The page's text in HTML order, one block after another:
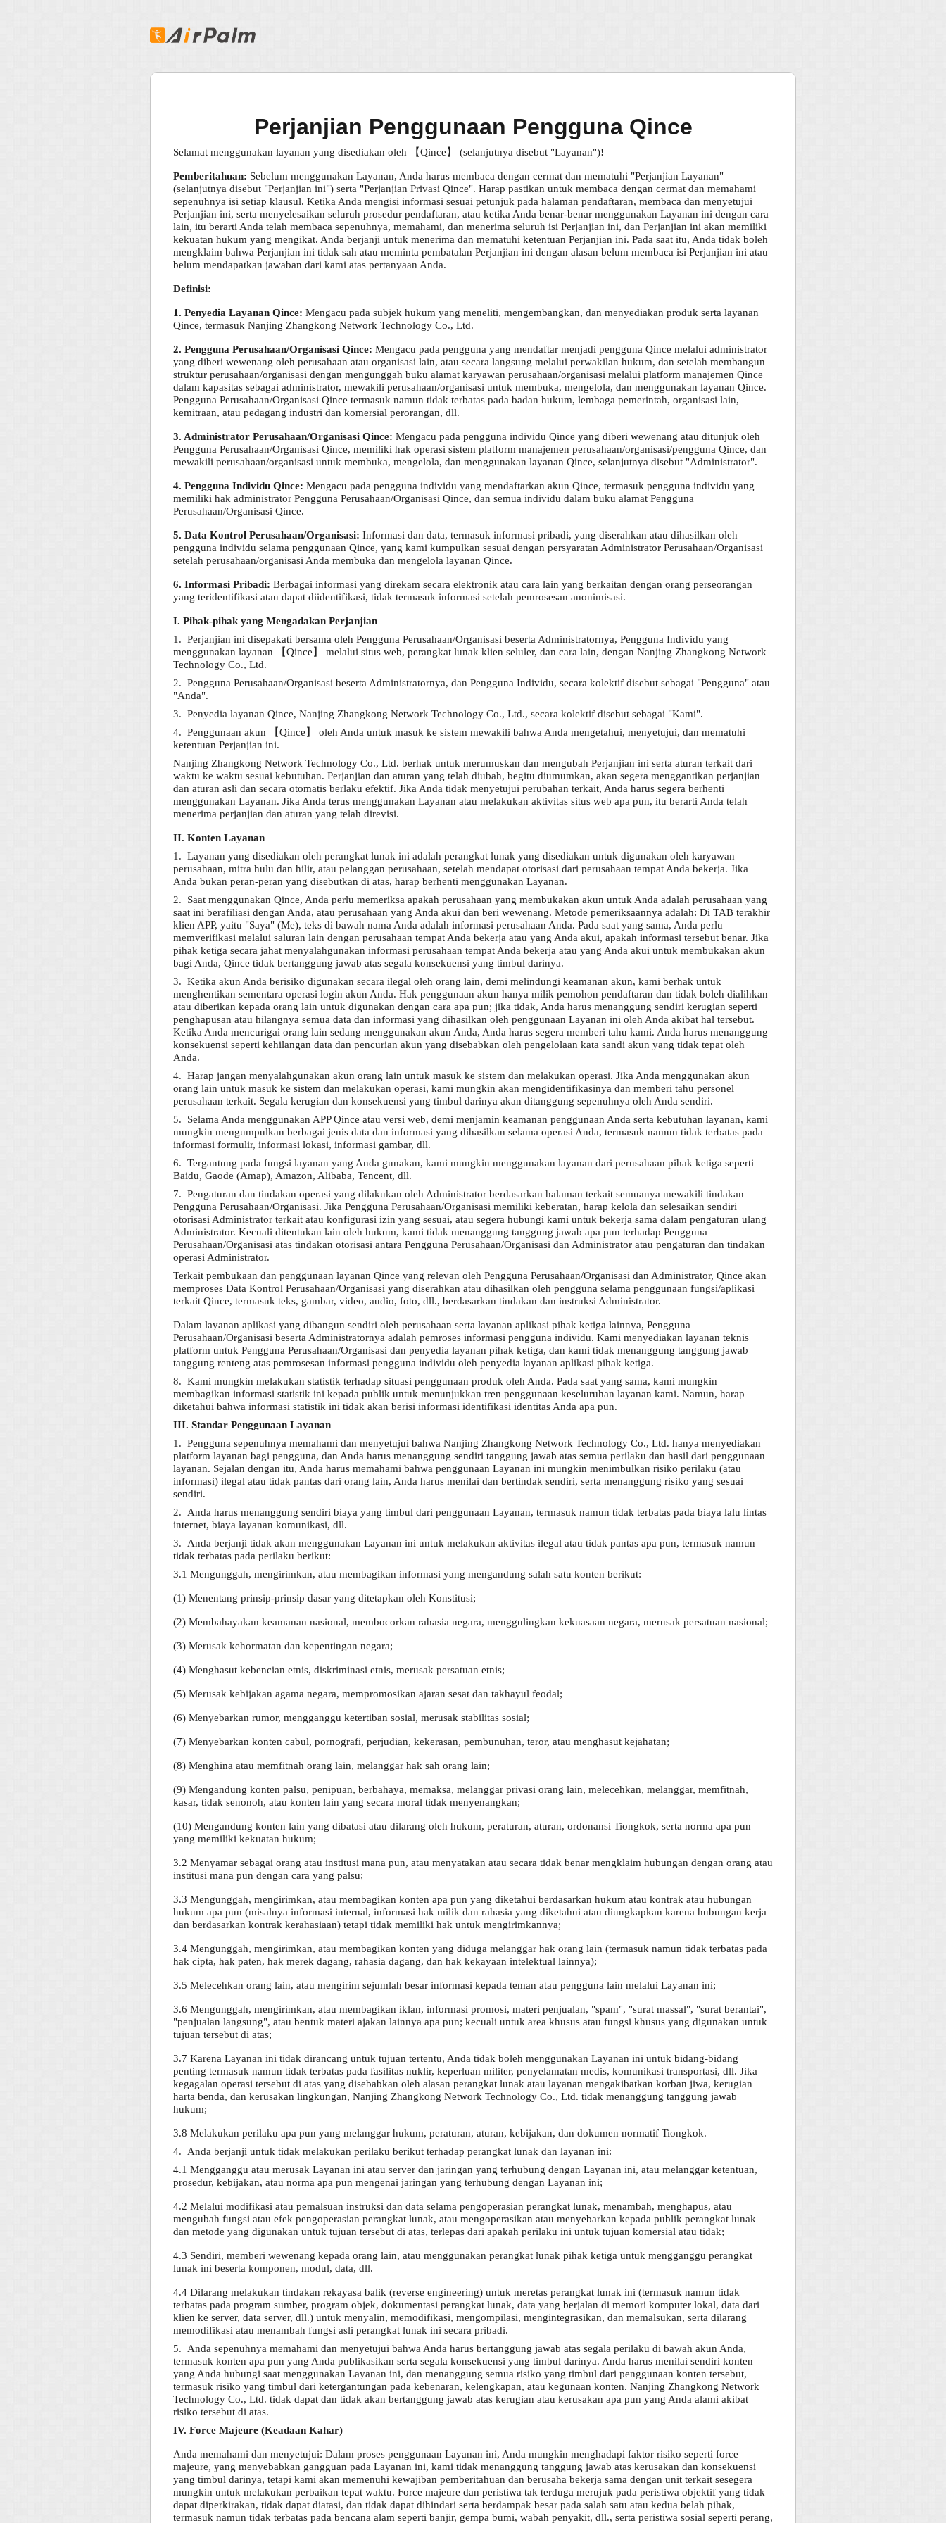
Perjanjian Penggunaan Pengguna Qince
Selamat menggunakan layanan yang disediakan oleh 【Qince】 (selanjutnya disebut "Layanan")!
Pemberitahuan: Sebelum menggunakan Layanan, Anda harus membaca dengan cermat dan mematuhi "Perjanjian Layanan"
(selanjutnya disebut "Perjanjian ini") serta "Perjanjian Privasi Qince". Harap pastikan untuk membaca dengan cermat dan memahami
sepenuhnya isi setiap klausul. Ketika Anda mengisi informasi sesuai petunjuk pada halaman pendaftaran, membaca dan menyetujui
Perjanjian ini, serta menyelesaikan seluruh prosedur pendaftaran, atau ketika Anda benar-benar menggunakan Layanan ini dengan cara
lain, itu berarti Anda telah membaca sepenuhnya, memahami, dan menerima seluruh isi Perjanjian ini, dan Perjanjian ini akan memiliki
kekuatan hukum yang mengikat. Anda berjanji untuk menerima dan mematuhi ketentuan Perjanjian ini. Pada saat itu, Anda tidak boleh
mengklaim bahwa Perjanjian ini tidak sah atau meminta pembatalan Perjanjian ini dengan alasan belum membaca isi Perjanjian ini atau
belum mendapatkan jawaban dari kami atas pertanyaan Anda.
Definisi:
1. Penyedia Layanan Qince: Mengacu pada subjek hukum yang meneliti, mengembangkan, dan menyediakan produk serta layanan
Qince, termasuk Nanjing Zhangkong Network Technology Co., Ltd.
2. Pengguna Perusahaan/Organisasi Qince: Mengacu pada pengguna yang mendaftar menjadi pengguna Qince melalui administrator
yang diberi wewenang oleh perusahaan atau organisasi lain, atau secara langsung melalui perwakilan hukum, dan setelah membangun
struktur perusahaan/organisasi dengan mengunggah buku alamat karyawan perusahaan/organisasi melalui platform manajemen Qince
dalam kapasitas sebagai administrator, mewakili perusahaan/organisasi untuk membuka, mengelola, dan menggunakan layanan Qince.
Pengguna Perusahaan/Organisasi Qince termasuk namun tidak terbatas pada badan hukum, lembaga pemerintah, organisasi lain,
kemitraan, atau pedagang industri dan komersial perorangan, dll.
3. Administrator Perusahaan/Organisasi Qince: Mengacu pada pengguna individu Qince yang diberi wewenang atau ditunjuk oleh
Pengguna Perusahaan/Organisasi Qince, memiliki hak operasi sistem platform manajemen perusahaan/organisasi/pengguna Qince, dan
mewakili perusahaan/organisasi untuk membuka, mengelola, dan menggunakan layanan Qince, selanjutnya disebut "Administrator".
4. Pengguna Individu Qince: Mengacu pada pengguna individu yang mendaftarkan akun Qince, termasuk pengguna individu yang
memiliki hak administrator Pengguna Perusahaan/Organisasi Qince, dan semua individu dalam buku alamat Pengguna
Perusahaan/Organisasi Qince.
5. Data Kontrol Perusahaan/Organisasi: Informasi dan data, termasuk informasi pribadi, yang diserahkan atau dihasilkan oleh
pengguna individu selama penggunaan Qince, yang kami kumpulkan sesuai dengan persyaratan Administrator Perusahaan/Organisasi
setelah perusahaan/organisasi Anda membuka dan mengelola layanan Qince.
6. Informasi Pribadi: Berbagai informasi yang direkam secara elektronik atau cara lain yang berkaitan dengan orang perseorangan
yang teridentifikasi atau dapat diidentifikasi, tidak termasuk informasi setelah pemrosesan anonimisasi.
I. Pihak-pihak yang Mengadakan Perjanjian
1. Perjanjian ini disepakati bersama oleh Pengguna Perusahaan/Organisasi beserta Administratornya, Pengguna Individu yang
menggunakan layanan 【Qince】 melalui situs web, perangkat lunak klien seluler, dan cara lain, dengan Nanjing Zhangkong Network
Technology Co., Ltd.
2. Pengguna Perusahaan/Organisasi beserta Administratornya, dan Pengguna Individu, secara kolektif disebut sebagai "Pengguna" atau
"Anda".
3. Penyedia layanan Qince, Nanjing Zhangkong Network Technology Co., Ltd., secara kolektif disebut sebagai "Kami".
4. Penggunaan akun 【Qince】 oleh Anda untuk masuk ke sistem mewakili bahwa Anda mengetahui, menyetujui, dan mematuhi
ketentuan Perjanjian ini.
Nanjing Zhangkong Network Technology Co., Ltd. berhak untuk merumuskan dan mengubah Perjanjian ini serta aturan terkait dari
waktu ke waktu sesuai kebutuhan. Perjanjian dan aturan yang telah diubah, begitu diumumkan, akan segera menggantikan perjanjian
dan aturan asli dan secara otomatis berlaku efektif. Jika Anda tidak menyetujui perubahan terkait, Anda harus segera berhenti
menggunakan Layanan. Jika Anda terus menggunakan Layanan atau melakukan aktivitas situs web apa pun, itu berarti Anda telah
menerima perjanjian dan aturan yang telah direvisi.
II. Konten Layanan
1. Layanan yang disediakan oleh perangkat lunak ini adalah perangkat lunak yang disediakan untuk digunakan oleh karyawan
perusahaan, mitra hulu dan hilir, atau pelanggan perusahaan, setelah mendapat otorisasi dari perusahaan tempat Anda bekerja. Jika
Anda bukan peran-peran yang disebutkan di atas, harap berhenti menggunakan Layanan.
2.
Saat menggunakan Qince, Anda perlu memeriksa apakah perusahaan yang membukakan akun untuk Anda adalah perusahaan yang
saat ini berafiliasi dengan Anda, atau perusahaan yang Anda akui dan beri wewenang. Metode pemeriksaannya adalah: Di TAB terakhir
klien APP, yaitu "Saya" (Me), teks di bawah nama Anda adalah informasi perusahaan Anda. Pada saat yang sama, Anda perlu
memverifikasi melalui saluran lain dengan perusahaan tempat Anda bekerja atau yang Anda akui, apakah informasi tersebut benar. Jika
pihak ketiga secara jahat menyalahgunakan informasi perusahaan tempat Anda bekerja atau yang Anda akui untuk membukakan akun
bagi Anda, Qince tidak bertanggung jawab atas segala konsekuensi yang timbul darinya.
3. Ketika akun Anda berisiko digunakan secara ilegal oleh orang lain, demi melindungi keamanan akun, kami berhak untuk
menghentikan sementara operasi login akun Anda. Hak penggunaan akun hanya milik pemohon pendaftaran dan tidak boleh dialihkan
atau diberikan kepada orang lain untuk digunakan dengan cara apa pun; jika tidak, Anda harus menanggung sendiri kerugian seperti
penghapusan atau hilangnya semua data dan informasi yang dihasilkan oleh penggunaan Layanan ini oleh Anda akibat hal tersebut.
Ketika Anda mencurigai orang lain sedang menggunakan akun Anda, Anda harus segera memberi tahu kami. Anda harus menanggung
konsekuensi seperti kehilangan data dan pencurian akun yang disebabkan oleh pengelolaan kata sandi akun yang tidak tepat oleh
Anda.
4. Harap jangan menyalahgunakan akun orang lain untuk masuk ke sistem dan melakukan operasi. Jika Anda menggunakan akun
orang lain untuk masuk ke sistem dan melakukan operasi, kami mungkin akan mengidentifikasinya dan memberi tahu personel
perusahaan terkait. Segala kerugian dan konsekuensi yang timbul darinya akan ditanggung sepenuhnya oleh Anda sendiri.
5.
Selama Anda menggunakan APP Qince atau versi web, demi menjamin keamanan penggunaan Anda serta kebutuhan layanan, kami
mungkin mengumpulkan berbagai jenis data dan informasi yang dihasilkan selama operasi Anda, termasuk namun tidak terbatas pada
informasi formulir, informasi lokasi, informasi gambar, dll.
6. Tergantung pada fungsi layanan yang Anda gunakan, kami mungkin menggunakan layanan dari perusahaan pihak ketiga seperti
Baidu, Gaode (Amap), Amazon, Alibaba, Tencent, dll.
7. Pengaturan dan tindakan operasi yang dilakukan oleh Administrator berdasarkan halaman terkait semuanya mewakili tindakan
Pengguna Perusahaan/Organisasi. Jika Pengguna Perusahaan/Organisasi memiliki keberatan, harap kelola dan selesaikan sendiri
otorisasi Administrator terkait atau konfigurasi izin yang sesuai, atau segera hubungi kami untuk bekerja sama dalam pengaturan ulang
Administrator. Kecuali ditentukan lain oleh hukum, kami tidak menanggung tanggung jawab apa pun terhadap Pengguna
Perusahaan/Organisasi atas tindakan otorisasi antara Pengguna Perusahaan/Organisasi dan Administrator atau pengaturan dan tindakan
operasi Administrator.
Terkait pembukaan dan penggunaan layanan Qince yang relevan oleh Pengguna Perusahaan/Organisasi dan Administrator, Qince akan
memproses Data Kontrol Perusahaan/Organisasi yang diserahkan atau dihasilkan oleh pengguna selama penggunaan fungsi/aplikasi
terkait Qince, termasuk teks, gambar, video, audio, foto, dll., berdasarkan tindakan dan instruksi Administrator.
Dalam layanan aplikasi yang dibangun sendiri oleh perusahaan serta layanan aplikasi pihak ketiga lainnya, Pengguna
Perusahaan/Organisasi beserta Administratornya adalah pemroses informasi pengguna individu. Kami menyediakan layanan teknis
platform untuk Pengguna Perusahaan/Organisasi dan penyedia layanan pihak ketiga, dan kami tidak menanggung tanggung jawab
tanggung renteng atas pemrosesan informasi pengguna individu oleh penyedia layanan aplikasi pihak ketiga.
8. Kami mungkin melakukan statistik terhadap situasi penggunaan produk oleh Anda. Pada saat yang sama, kami mungkin
membagikan informasi statistik ini kepada publik untuk menunjukkan tren penggunaan keseluruhan layanan kami. Namun, harap
diketahui bahwa informasi statistik ini tidak akan berisi informasi identifikasi identitas Anda apa pun.
III. Standar Penggunaan Layanan
1. Pengguna sepenuhnya memahami dan menyetujui bahwa Nanjing Zhangkong Network Technology Co., Ltd. hanya menyediakan
platform layanan bagi pengguna, dan Anda harus menanggung sendiri tanggung jawab atas semua perilaku dan hasil dari penggunaan
layanan. Sejalan dengan itu, Anda harus memahami bahwa penggunaan Layanan ini mungkin menimbulkan risiko perilaku (atau
informasi) ilegal atau tidak pantas dari orang lain, Anda harus menilai dan bertindak sendiri, serta menanggung risiko yang sesuai
sendiri.
2.
Anda harus menanggung sendiri biaya yang timbul dari penggunaan Layanan, termasuk namun tidak terbatas pada biaya lalu lintas
internet, biaya layanan komunikasi, dll.
3.
Anda berjanji tidak akan menggunakan Layanan ini untuk melakukan aktivitas ilegal atau tidak pantas apa pun, termasuk namun
tidak terbatas pada perilaku berikut:
3.1 Mengunggah, mengirimkan, atau membagikan informasi yang mengandung salah satu konten berikut:
(1) Menentang prinsip-prinsip dasar yang ditetapkan oleh Konstitusi;
(2) Membahayakan keamanan nasional, membocorkan rahasia negara, menggulingkan kekuasaan negara, merusak persatuan nasional;
(3) Merusak kehormatan dan kepentingan negara;
(4) Menghasut kebencian etnis, diskriminasi etnis, merusak persatuan etnis;
(5) Merusak kebijakan agama negara, mempromosikan ajaran sesat dan takhayul feodal;
(6) Menyebarkan rumor, mengganggu ketertiban sosial, merusak stabilitas sosial;
(7) Menyebarkan konten cabul, pornografi, perjudian, kekerasan, pembunuhan, teror, atau menghasut kejahatan;
(8) Menghina atau memfitnah orang lain, melanggar hak sah orang lain;
(9) Mengandung konten palsu, penipuan, berbahaya, memaksa, melanggar privasi orang lain, melecehkan, melanggar, memfitnah,
kasar, tidak senonoh, atau konten lain yang secara moral tidak menyenangkan;
(10) Mengandung konten lain yang dibatasi atau dilarang oleh hukum, peraturan, aturan, ordonansi Tiongkok, serta norma apa pun
yang memiliki kekuatan hukum;
3.2 Menyamar sebagai orang atau institusi mana pun, atau menyatakan atau secara tidak benar mengklaim hubungan dengan orang atau
institusi mana pun dengan cara yang palsu;
3.3 Mengunggah, mengirimkan, atau membagikan konten apa pun yang diketahui berdasarkan hukum atau kontrak atau hubungan
hukum apa pun (misalnya informasi internal, informasi hak milik dan rahasia yang diketahui atau diungkapkan karena hubungan kerja
dan berdasarkan kontrak kerahasiaan) tetapi tidak memiliki hak untuk mengirimkannya;
3.4 Mengunggah, mengirimkan, atau membagikan konten yang diduga melanggar hak orang lain (termasuk namun tidak terbatas pada
hak cipta, hak paten, hak merek dagang, rahasia dagang, dan hak kekayaan intelektual lainnya);
3.5 Melecehkan orang lain, atau mengirim sejumlah besar informasi kepada teman atau pengguna lain melalui Layanan ini;
3.6 Mengunggah, mengirimkan, atau membagikan iklan, informasi promosi, materi penjualan, "spam", "surat massal", "surat berantai",
"penjualan langsung", atau bentuk materi ajakan lainnya apa pun; kecuali untuk area khusus atau fungsi khusus yang digunakan untuk
tujuan tersebut di atas;
3.7 Karena Layanan ini tidak dirancang untuk tujuan tertentu, Anda tidak boleh menggunakan Layanan ini untuk bidang-bidang
penting termasuk namun tidak terbatas pada fasilitas nuklir, keperluan militer, penyelamatan medis, komunikasi transportasi, dll. Jika
kegagalan operasi tersebut di atas yang disebabkan oleh alasan perangkat lunak atau layanan mengakibatkan korban jiwa, kerugian
harta benda, dan kerusakan lingkungan, Nanjing Zhangkong Network Technology Co., Ltd. tidak menanggung tanggung jawab
hukum;
3.8 Melakukan perilaku apa pun yang melanggar hukum, peraturan, aturan, kebijakan, dan dokumen normatif Tiongkok.
4.
Anda berjanji untuk tidak melakukan perilaku berikut terhadap perangkat lunak dan layanan ini:
4.1 Mengganggu atau merusak Layanan ini atau server dan jaringan yang terhubung dengan Layanan ini, atau melanggar ketentuan,
prosedur, kebijakan, atau norma apa pun mengenai jaringan yang terhubung dengan Layanan ini;
4.2 Melalui modifikasi atau pemalsuan instruksi dan data selama pengoperasian perangkat lunak, menambah, menghapus, atau
mengubah fungsi atau efek pengoperasian perangkat lunak, atau mengoperasikan atau menyebarkan kepada publik perangkat lunak
dan metode yang digunakan untuk tujuan tersebut di atas, terlepas dari apakah perilaku ini untuk tujuan komersial atau tidak;
4.3 Sendiri, memberi wewenang kepada orang lain, atau menggunakan perangkat lunak pihak ketiga untuk mengganggu perangkat
lunak ini beserta komponen, modul, data, dll.
4.4 Dilarang melakukan tindakan rekayasa balik (reverse engineering) untuk meretas perangkat lunak ini (termasuk namun tidak
terbatas pada program sumber, program objek, dokumentasi perangkat lunak, data yang berjalan di memori komputer lokal, data dari
klien ke server, data server, dll.) untuk menyalin, memodifikasi, mengompilasi, mengintegrasikan, dan memalsukan, serta dilarang
memodifikasi atau menambah fungsi asli perangkat lunak ini secara pribadi.
5.
Anda sepenuhnya memahami dan menyetujui bahwa Anda harus bertanggung jawab atas segala perilaku di bawah akun Anda,
termasuk konten apa pun yang Anda publikasikan serta segala konsekuensi yang timbul darinya. Anda harus menilai sendiri konten
yang Anda hubungi saat menggunakan Layanan ini, dan menanggung semua risiko yang timbul dari penggunaan konten tersebut,
termasuk risiko yang timbul dari ketergantungan pada kebenaran, kelengkapan, atau kegunaan konten. Nanjing Zhangkong Network
Technology Co., Ltd. tidak dapat dan tidak akan bertanggung jawab atas kerugian atau kerusakan apa pun yang Anda alami akibat
risiko tersebut di atas.
IV. Force Majeure (Keadaan Kahar)
Anda memahami dan menyetujui: Dalam proses penggunaan Layanan ini, Anda mungkin menghadapi faktor risiko seperti force
majeure, yang menyebabkan gangguan pada Layanan ini, kami tidak menanggung tanggung jawab atas kerusakan dan konsekuensi
yang timbul darinya, tetapi kami akan memenuhi kewajiban pemberitahuan dan berusaha bekerja sama dengan unit terkait sesegera
mungkin untuk melakukan perbaikan tepat waktu. Force majeure dan peristiwa tak terduga merujuk pada peristiwa objektif yang tidak
dapat diperkirakan, tidak dapat diatasi, dan tidak dapat dihindari serta berdampak besar pada salah satu atau kedua belah pihak,
termasuk namun tidak terbatas pada bencana alam seperti banjir, gempa bumi, wabah penyakit, dll., serta peristiwa sosial seperti perang,